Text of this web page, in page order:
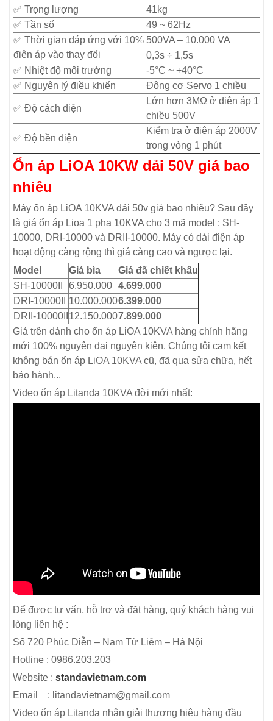
✅ Trọng lượng
41kg
✅ Tần số
49 ~ 62Hz
✅ Thời gian đáp ứng với 10%
điện áp vào thay đổi
500VA – 10.000 VA
0,3s ÷ 1,5s
✅ Nhiệt độ môi trường
-5°C ~ +40°C
✅ Nguyên lý điều khiển
Động cơ Servo 1 chiều
✅ Độ cách điện
Lớn hơn 3MΩ ở điện áp 1
chiều 500V
✅ Độ bền điện
Kiểm tra ở điện áp 2000V
trong vòng 1 phút
Ổn áp LiOA 10KW dải 50V giá bao
nhiêu
Máy ổn áp LiOA 10KVA dải 50v giá bao nhiêu? Sau đây
là giá ổn áp Lioa 1 pha 10KVA cho 3 mã model : SH-
10000, DRI-10000 và DRII-10000. Máy có dải điện áp
hoạt động càng rộng thì giá càng cao và ngược lại.
Model
Giá bìa
Giá đã chiết khấu
SH-10000II
6.950.000 4.699.000
DRI-10000II
10.000.0006.399.000
DRII-10000II 12.150.0007.899.000
Giá trên dành cho ổn áp LiOA 10KVA hàng chính hãng
mới 100% nguyên đai nguyên kiện. Chúng tôi cam kết
không bán ổn áp LiOA 10KVA cũ, đã qua sửa chữa, hết
bảo hành...
Video ổn áp Litanda 10KVA đời mới nhất:
Để được tư vấn, hỗ trợ và đặt hàng, quý khách hàng vui
lòng liên hệ :
Số 720 Phúc Diễn – Nam Từ Liêm – Hà Nội
Hotline : 0986.203.203
Website : standavietnam.com
Email : litandavietnam@gmail.com
Video ổn áp Litanda nhận giải thương hiệu hàng đầu